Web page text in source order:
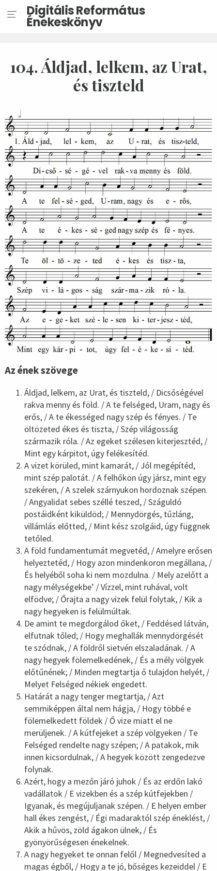
Digitális Református
Énekeskönyv
104. Áldjad, lelkem, az Urat,
és tiszteld
Az ének szövege
Áldjad, lelkem, az Urat, és tiszteld, / Dicsőségével
rakva menny és föld. / A te felséged, Uram, nagy és
erős, / A te ékességed nagy szép és fényes. / Te
öltözeted ékes és tiszta, / Szép világosság
származik róla. / Az egeket szélesen kiterjesztéd, /
Mint egy kárpitot, úgy felékesítéd.
A vizet körüled, mint kamarát, / Jól megépítéd,
mint szép palotát. / A felhőkön úgy jársz, mint egy
szekéren, / A szelek szárnyukon hordoznak szépen.
/ Angyalidat sebes széllé teszed, / Száguldó
postáidként kiküldöd; / Mennydörgés, tűzláng,
villámlás előtted, / Mint kész szolgáid, úgy függnek
tetőled.
A föld fundamentumát megvetéd, / Amelyre erősen
helyeztetéd, / Hogy azon mindenkoron megállana, /
És helyéből soha ki nem mozdulna. / Mely azelőtt a
nagy mélységekbe’ / Vízzel, mint ruhával, volt
elfödve; / Őrajta a nagy vizek felül folytak, / Kik a
nagy hegyeken is felülmúltak.
De amint te megdorgálod őket, / Feddésed látván,
elfutnak tőled; / Hogy meghallák mennydörgését
te szódnak, / A földről sietvén elszaladának. / A
nagy hegyek fölemelkedének, / És a mély völgyek
előtűnének; / Minden megtartja ő tulajdon helyét, /
Melyet Felséged nékiek engedett.
Határát a nagy tenger megtartja, / Azt
semmiképpen által nem hágja, / Hogy többé e
fölemelkedett földek / Ő vize miatt el ne
merüljenek. / A kútfejeket a szép völgyeken / Te
Felséged rendelte nagy szépen; / A patakok, mik
innen kicsordulnak, / A hegyek között zengedezve
folynak.
Azért, hogy a mezőn járó juhok / És az erdőn lakó
vadállatok / E vizekben és a szép kútfejekben /
Igyanak, és megújuljanak szépen. / E helyen ember
hall ékes zengést, / Égi madaraktól szép éneklést, /
Akik a hűvös, zöld ágakon ülnek, / És
gyönyörűségesen énekelnek.
A nagy hegyeket te onnan felől / Megnedvesíted a
magas égből, / Hogy a te jó, bőséges kezeiddel / E